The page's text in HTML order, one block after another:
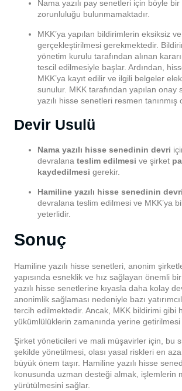
Nama yazılı pay senetleri için böyle
zorunluluğu bulunmamaktadır.
MKK’ya yapılan bildirimlerin eksiksiz
gerçekleştirilmesi gerekmektedir.
yönetim kurulu tarafından alınan
tescil edilmesiyle başlar. Ardından,
MKK’ya kayıt edilir ve ilgili belgeler
sunulur. MKK tarafından yapılan onay
yazılı hisse senetleri resmen tanınmış
Devir Usulü
Nama yazılı hisse senedinin devri
devralana teslim edilmesi ve şirket
kaydedilmesi gerekir.
Hamiline yazılı hisse senedinin devri
devralana teslim edilmesi ve MKK’ya
yeterlidir.
Sonuç
Hamiline yazılı hisse senetleri, anonim
yapısında esneklik ve hız sağlayan önemli
yazılı hisse senetlerine kıyasla daha kolay
anonimlik sağlaması nedeniyle bazı
tercih edilmektedir. Ancak, MKK bildirimi gibi
yükümlülüklerin zamanında yerine
Şirket yöneticileri ve mali müşavirler için, bu
şekilde yönetilmesi, olası yasal riskleri en
büyük önem taşır. Hamiline yazılı hisse
konusunda uzman desteği almak, işlemlerin
yürütülmesini sağlar.